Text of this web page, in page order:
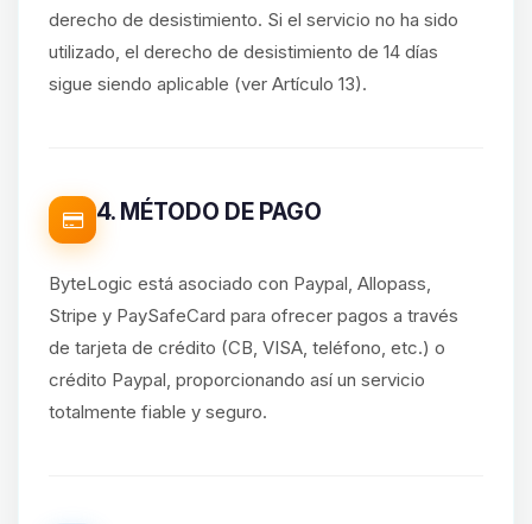
derecho de desistimiento. Si el servicio no ha sido
utilizado, el derecho de desistimiento de 14 días
sigue siendo aplicable (ver Artículo 13).
4. MÉTODO DE PAGO
ByteLogic está asociado con Paypal, Allopass,
Stripe y PaySafeCard para ofrecer pagos a través
de tarjeta de crédito (CB, VISA, teléfono, etc.) o
crédito Paypal, proporcionando así un servicio
totalmente fiable y seguro.